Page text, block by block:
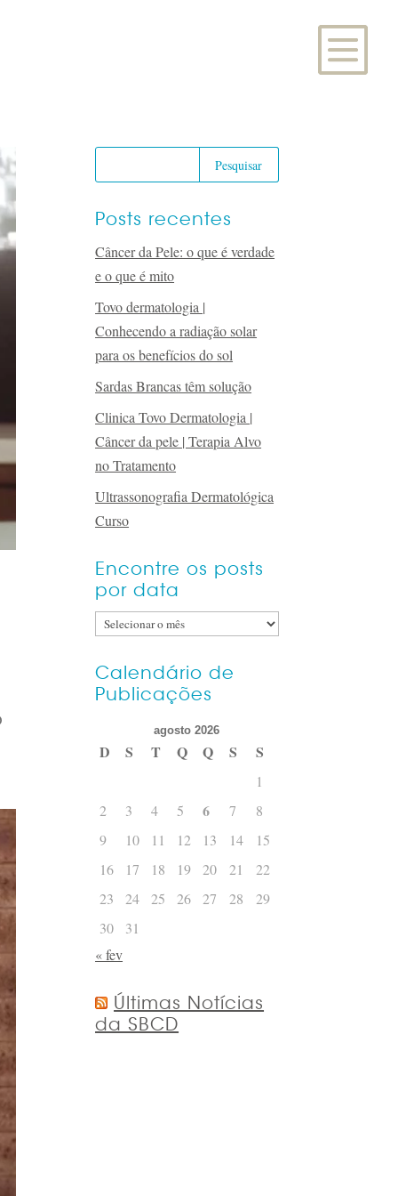
Posts recentes
Câncer da Pele: o que é verdade
e o que é mito
Tovo dermatologia |
Conhecendo a radiação solar
para os benefícios do sol
Sardas Brancas têm solução
Clinica Tovo Dermatologia |
Câncer da pele | Terapia Alvo
no Tratamento
Ultrassonografia Dermatológica
Curso
Encontre os posts
por data
Encontre
posts
por
Calendário de
Publicações
agosto 2026
D S T Q Q S S
1
2
3 4 5 6 7
8
9
10 11 12 13 14
15
16
17 18 19 20 21
22
23
24 25 26 27 28
29
30
31
« fev
Últimas Notícias
da SBCD